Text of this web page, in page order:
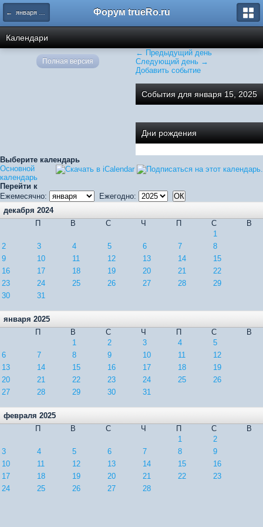
← января 2025 Форум trueRo.ru
Календари
← Предыдущий день
Следующий день →
Добавить событие
События для января 15, 2025
Дни рождения
Выберите календарь
Основной
календарь
Перейти к
Ежемесячно:
Ежегодно:
декабря 2024
П
В С Ч П С
В
1
2
3 4 5 6 7
8
9
10 11 12 13 14
15
16
17 18 19 20 21
22
23
24 25 26 27 28
29
30
31
января 2025
П
В С Ч П С
В
1
2 3 4
5
6
7 8 9 10 11
12
13
14 15 16 17 18
19
20
21 22 23 24 25
26
27
28 29 30 31
февраля 2025
П
В С Ч П С
В
1
2
3
4 5 6 7 8
9
10
11 12 13 14 15
16
17
18 19 20 21 22
23
24
25 26 27 28
Полная версия